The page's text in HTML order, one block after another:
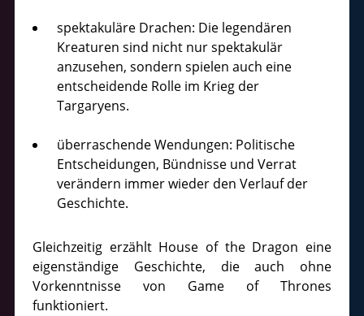
spektakuläre Drachen: Die legendären
Kreaturen sind nicht nur spektakulär
anzusehen, sondern spielen auch eine
entscheidende Rolle im Krieg der
Targaryens.
überraschende Wendungen: Politische
Entscheidungen, Bündnisse und Verrat
verändern immer wieder den Verlauf der
Geschichte.
Gleichzeitig erzählt House of the Dragon eine
eigenständige Geschichte, die auch ohne
Vorkenntnisse von Game of Thrones
funktioniert.